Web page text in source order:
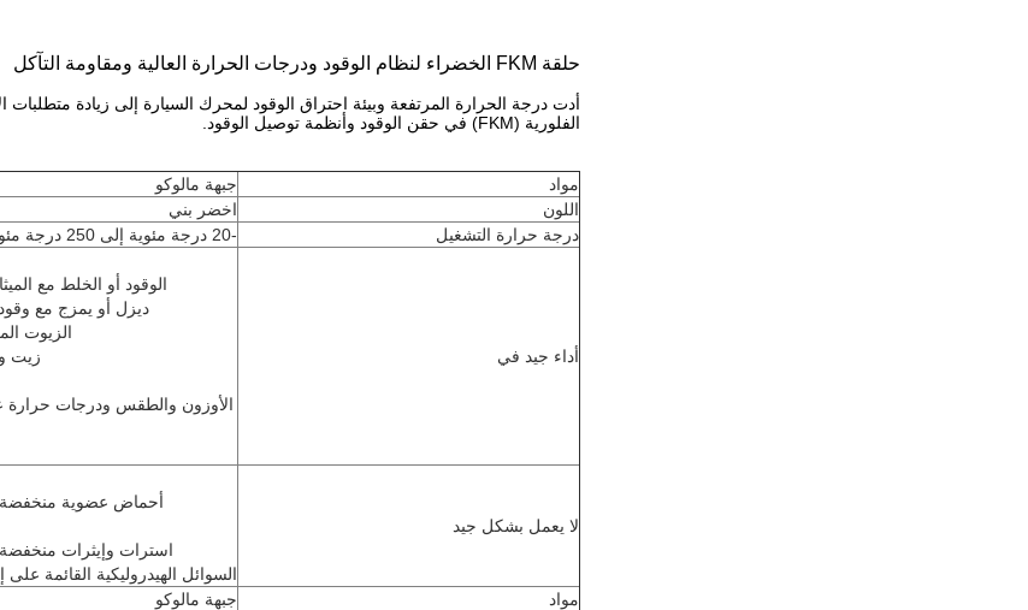
حلقة FKM الخضراء لنظام الوقود ودرجات الحرارة العالية ومقاومة التآكل
أدت درجة الحرارة المرتفعة وبيئة احتراق الوقود لمحرك السيارة إلى زيادة متطلبات
الفلورية (FKM) في حقن الوقود وأنظمة توصيل الوقود.
مواد
جبهة مالوكو
اللون
اخضر بني
درجة حرارة التشغيل
-20 درجة مئوية إلى 250 درجة مئوية
أداء جيد في
الوقود أو الخلط مع
ديزل أو يمزج مع
الزيوت
زيت
الأوزون والطقس ودرجات حرارة
لا يعمل بشكل جيد
أحماض عضوية منخفضة
استرات وإيثرات منخفضة
السوائل الهيدروليكية القائمة
مواد
جبهة مالوكو